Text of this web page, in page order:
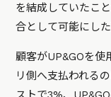
を結成していたこ
合として可能にした
顧客がUP&GOを使
リ側へ支払われる